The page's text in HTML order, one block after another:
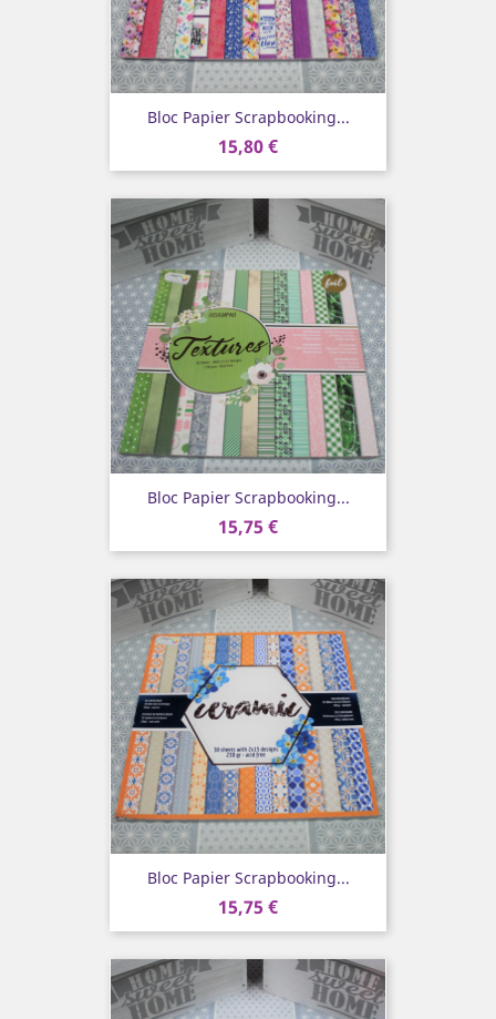
Bloc Papier Scrapbooking...
15,80 €
Bloc Papier Scrapbooking...
15,75 €
Bloc Papier Scrapbooking...
15,75 €